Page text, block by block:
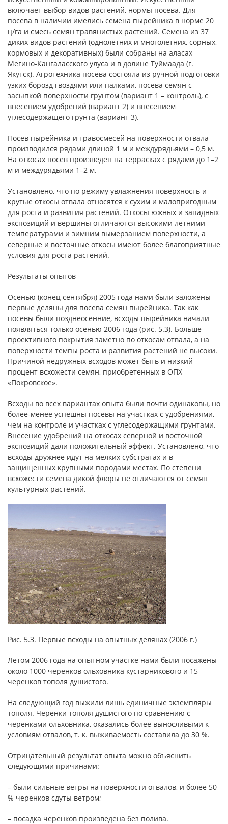
включает выбор видов растений, нормы посева. Для
посева в наличии имелись семена пырейника в норме 20
ц/га и смесь семян травянистых растений. Семена из 37
диких видов растений (однолетних и многолетних, сорных,
кормовых и декоративных) были собраны на аласах
Мегино-Кангаласского улуса и в долине Туймаада (г.
Якутск). Агротехника посева состояла из ручной подготовки
узких борозд гвоздями или палками, посева семян с
засыпкой поверхности грунтом (вариант 1 – контроль), с
внесением удобрений (вариант 2) и внесением
углесодержащего грунта (вариант 3).
Посев пырейника и травосмесей на поверхности отвала
производился рядами длиной 1 м и междурядьями – 0,5 м.
На откосах посев произведен на террасках с рядами до 1–2
м и междурядьями 1–2 м.
Установлено, что по режиму увлажнения поверхность и
крутые откосы отвала относятся к сухим и малопригодным
для роста и развития растений. Откосы южных и западных
экспозиций и вершины отличаются высокими летними
температурами и зимним вымерзанием поверхности, а
северные и восточные откосы имеют более благоприятные
условия для роста растений.
Результаты опытов
Осенью (конец сентября) 2005 года нами были заложены
первые деляны для посева семян пырейника. Так как
посевы были позднеосенние, всходы пырейника начали
появляться только осенью 2006 года (рис. 5.3). Больше
проективного покрытия заметно по откосам отвала, а на
поверхности темпы роста и развития растений не высоки.
Причиной недружных всходов может быть и низкий
процент всхожести семян, приобретенных в ОПХ
«Покровское».
Всходы во всех вариантах опыта были почти одинаковы, но
более-менее успешны посевы на участках с удобрениями,
чем на контроле и участках с углесодержащими грунтами.
Внесение удобрений на откосах северной и восточной
экспозиций дали положительный эффект. Установлено, что
всходы дружнее идут на мелких субстратах и в
защищенных крупными породами местах. По степени
всхожести семена дикой флоры не отличаются от семян
культурных растений.
Рис. 5.3. Первые всходы на опытных делянах (2006 г.)
Летом 2006 года на опытном участке нами были посажены
около 1000 черенков ольховника кустарникового и 15
черенков тополя душистого.
На следующий год выжили лишь единичные экземпляры
тополя. Черенки тополя душистого по сравнению с
черенками ольховника, оказались более выносливыми к
условиям отвалов, т. к. выживаемость составила до 30 %.
Отрицательный результат опыта можно объяснить
следующими причинами:
– были сильные ветры на поверхности отвалов, и более 50
% черенков сдуты ветром;
– посадка черенков произведена без полива.